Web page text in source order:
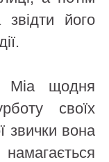
його
Міа щодня
своїх
звички вона